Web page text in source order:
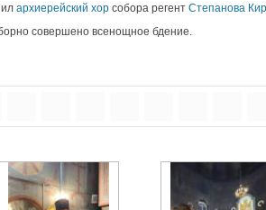
архиерейский хор собора регент Степанова
совершено всенощное бдение.